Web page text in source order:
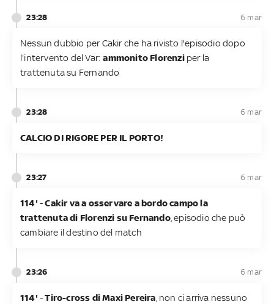
23:28 6 mar
Nessun dubbio per Cakir che ha rivisto l'episodio dopo
l'intervento del Var:ammonito Florenziper la
trattenuta su Fernando
23:28 6 mar
CALCIO DI RIGORE PER IL PORTO!
23:27 6 mar
114'-Cakir va a osservare a bordo campo la
trattenuta di Florenzi su Fernando, episodio che può
cambiare il destino del match
23:26 6 mar
114'-Tiro-cross di Maxi Pereira , non ci arriva nessuno